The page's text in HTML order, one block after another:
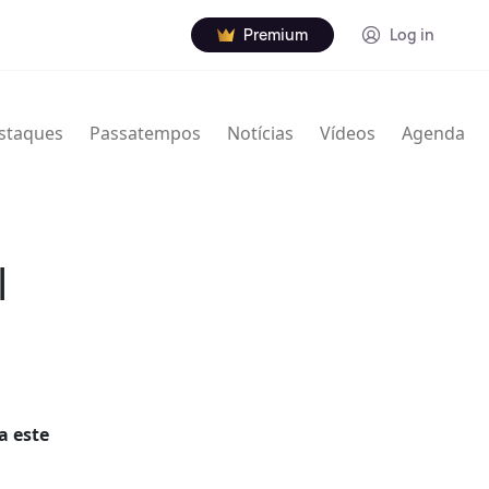
Premium Log in
Passatempos Notícias Vídeos Agenda
este